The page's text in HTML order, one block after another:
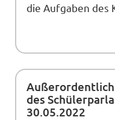
die Aufgaben des
des
30.05.2022